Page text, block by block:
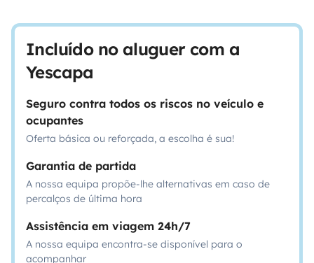
Incluído no aluguer com a
Yescapa
Seguro contra todos os riscos no veículo e
ocupantes
Oferta básica ou reforçada, a escolha é sua!
Garantia de partida
A nossa equipa propõe-lhe alternativas em caso de
percalços de última hora
Assistência em viagem 24h/7
A nossa equipa encontra-se disponível para o
acompanhar